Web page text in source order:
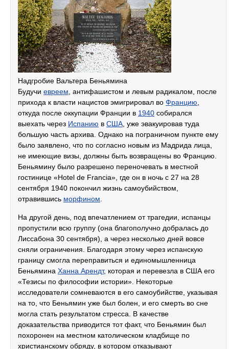
Надгробие Вальтера Беньямина
Будучи евреем , антифашистом и левым радикалом, после
прихода к власти нацистов эмигрировал во Францию
откуда после оккупации Франции в 1940 собирался
выехать через Испанию в США , уже эвакуировав туда
большую часть архива. Однако на пограничном пункте ему
было заявлено, что по согласно новым из Мадрида лица,
не имеющие визы, должны быть возвращены во Францию.
Беньямину было разрешено переночевать в местной
гостинице «Hotel de Francia», где он в ночь с 27 на 28
сентября 1940 покончил жизнь самоубийством,
отравившись морфином
На другой день, под впечатлением от трагедии, испанцы
пропустили всю группу (она благополучно добралась до
Лиссабона 30 сентября), а через несколько дней вовсе
сняли ограничения. Благодаря этому через испанскую
границу смогла переправиться и единомышленница
Беньямина Ханна Арендт, которая и перевезла в США его
«Тезисы по философии истории». Некоторые
исследователи сомневаются в его самоубийстве, указывая
на то, что Беньямин уже был болен, и его смерть во сне
могла стать результатом стресса. В качестве
доказательства приводится тот факт, что Беньямин был
похоронен на местном католическом кладбище по
христианскому обряду, в котором отказывают